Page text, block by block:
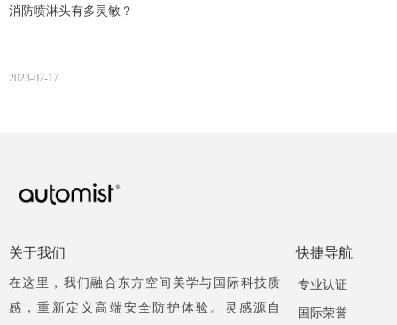
消防喷淋头有多灵敏？
2023-02-17
关于我们
在这里，我们融合东方空间美学与国际科技质
感，重新定义高端安全防护体验。灵感源自
专业认证
国际荣誉
快捷导航